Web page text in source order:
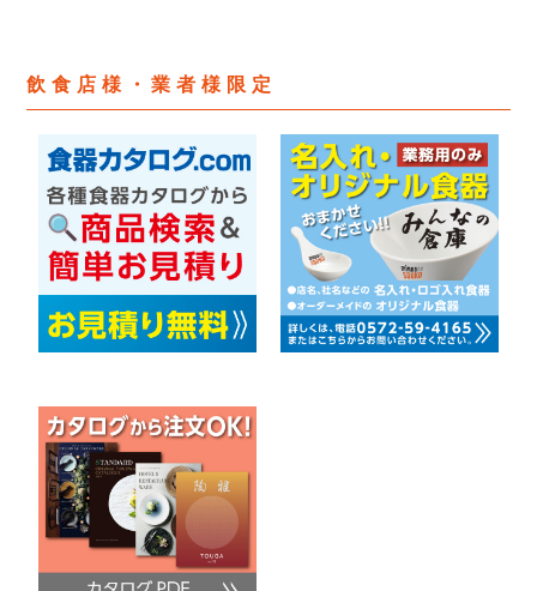
飲食店様・業者様限定